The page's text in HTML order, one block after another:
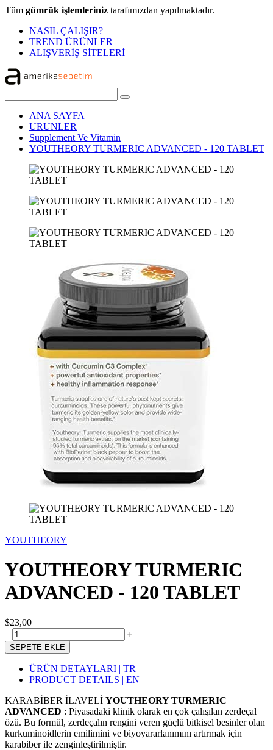
Tüm gümrük işlemleriniz tarafımızdan yapılmaktadır.
NASIL ÇALIŞIR?
TREND ÜRÜNLER
ALIŞVERİŞ SİTELERİ
ANA SAYFA
URUNLER
Supplement Ve Vitamin
YOUTHEORY TURMERIC ADVANCED - 120 TABLET
YOUTHEORY
YOUTHEORY TURMERIC
ADVANCED - 120 TABLET
$23,00
SEPETE EKLE
ÜRÜN DETAYLARI | TR
PRODUCT DETAILS | EN
KARABİBER İLAVELİ YOUTHEORY TURMERIC
ADVANCED : Piyasadaki klinik olarak en çok çalışılan zerdeçal
özü. Bu formül, zerdeçalın rengini veren güçlü bitkisel besinler olan
kurkuminoidlerin emilimini ve biyoyararlanımını artırmak için
karabiber ile zenginleştirilmiştir.